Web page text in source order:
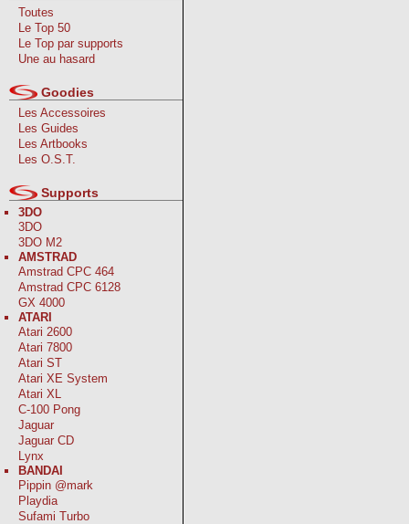
Toutes
Le Top 50
Le Top par supports
Une au hasard
Goodies
Les Accessoires
Les Guides
Les Artbooks
Les O.S.T.
Supports
3DO
3DO
3DO M2
AMSTRAD
Amstrad CPC 464
Amstrad CPC 6128
GX 4000
ATARI
Atari 2600
Atari 7800
Atari ST
Atari XE System
Atari XL
C-100 Pong
Jaguar
Jaguar CD
Lynx
BANDAI
Pippin @mark
Playdia
Sufami Turbo